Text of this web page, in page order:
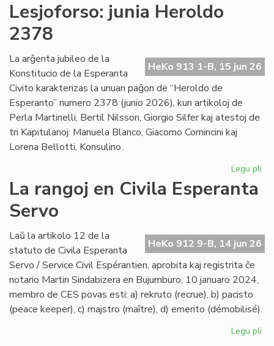
en
Lesjoforso: junia Heroldo
2378
HeKo 913 1-B, 15 jun 26
La arĝenta jubileo de la
Konstitucio de la Esperanta
Civito karakterizas la unuan paĝon de “Heroldo de
Esperanto” numero 2378 (junio 2026), kun artikoloj de
Perla Martinelli, Bertil Nilsson, Giorgio Silfer kaj atestoj de
tri Kapitulanoj: Manuela Blanco, Giacomo Comincini kaj
Lorena Bellotti, Konsulino.
Legu pli
La rangoj en Civila Esperanta
Servo
HeKo 912 9-B, 14 jun 26
Laŭ la artikolo 12 de la
statuto de Civila Esperanta
Servo / Service Civil Espérantien, aprobita kaj registrita ĉe
notario Martin Sindabizera en Bujumburo, 10 januaro 2024,
membro de CES povas esti: a) rekruto (recrue), b) pacisto
(peace keeper), c) majstro (maître), d) emerito (démobilisé).
Legu pli